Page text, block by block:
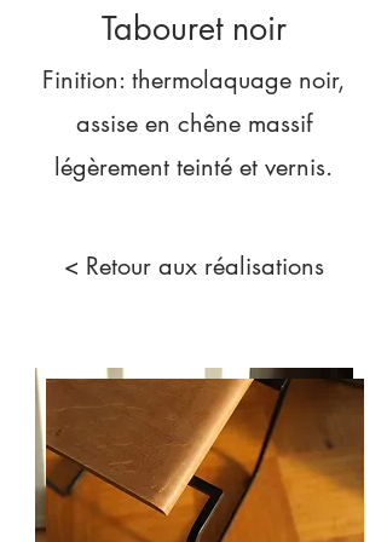
Tabouret noir
Finition: thermolaquage noir,
assise en chêne massif
légèrement teinté et vernis.
< Retour aux réalisations